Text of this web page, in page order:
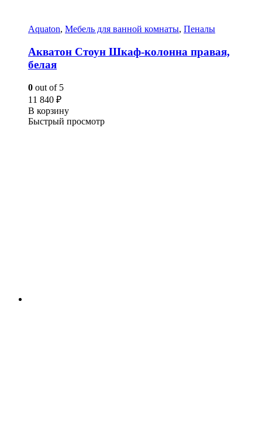
Aquaton, Мебель для ванной комнаты, Пеналы
Акватон Стоун Шкаф-колонна правая,
белая
0 out of 5
11 840 ₽
В корзину
Быстрый просмотр